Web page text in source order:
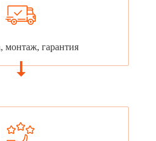
монтаж, гарантия